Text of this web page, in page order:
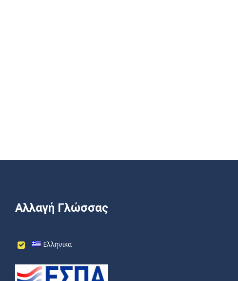
Αλλαγή Γλώσσας
Ελληνικα